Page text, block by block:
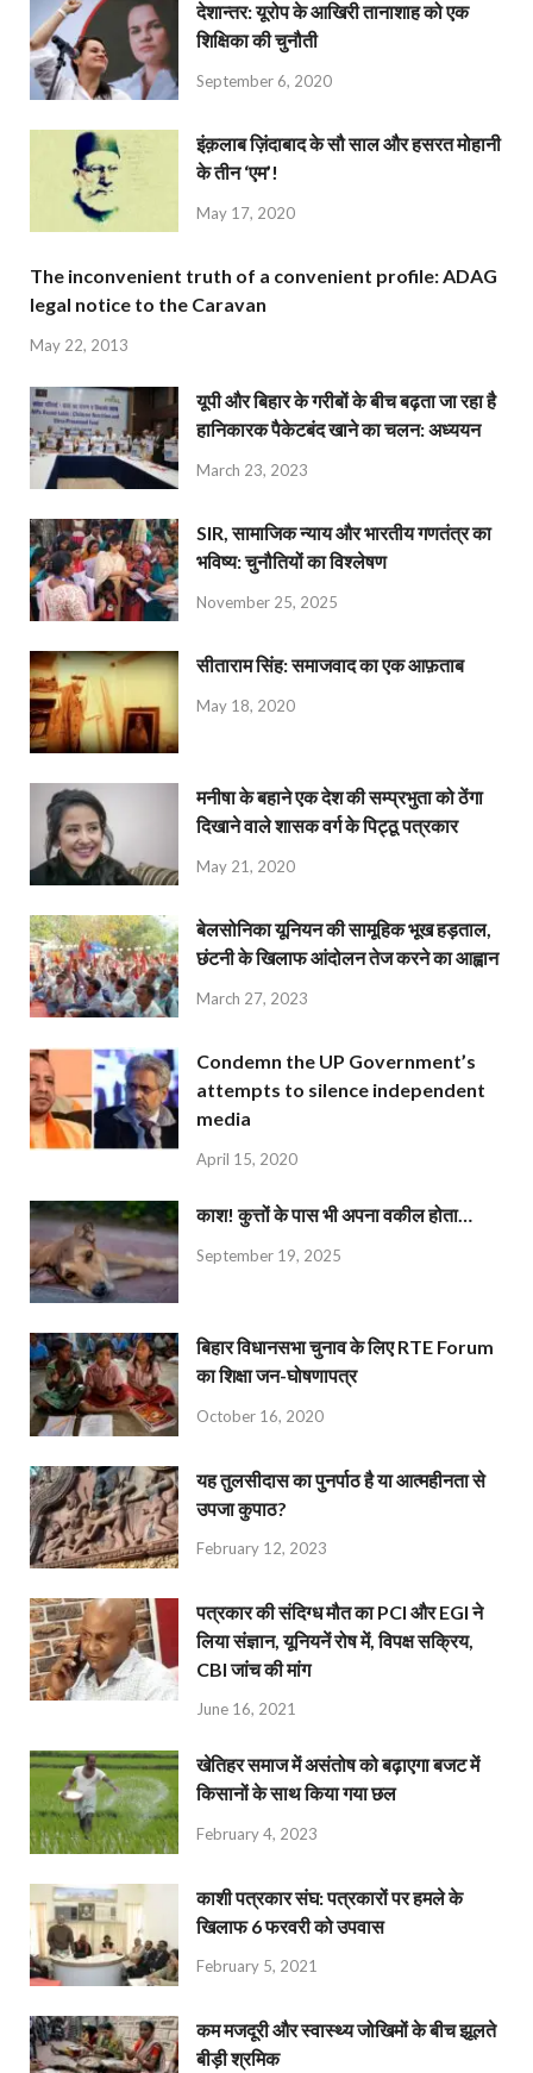
देशान्‍तर: यूरोप के आखिरी तानाशाह को एक
शिक्षिका की चुनौती
September 6, 2020
इंक़लाब ज़िंदाबाद के सौ साल और हसरत मोहानी
के तीन ‘एम’!
May 17, 2020
The inconvenient truth of a convenient profile: ADAG
legal notice to the Caravan
May 22, 2013
यूपी और बिहार के गरीबों के बीच बढ़ता जा रहा है
हानिकारक पैकेटबंद खाने का चलन: अध्ययन
March 23, 2023
SIR, सामाजिक न्याय और भारतीय गणतंत्र का
भविष्य: चुनौतियों का विश्लेषण
November 25, 2025
सीताराम सिंह: समाजवाद का एक आफ़ताब
May 18, 2020
मनीषा के बहाने एक देश की सम्प्रभुता को ठेंगा
दिखाने वाले शासक वर्ग के पिट्ठू पत्रकार
May 21, 2020
बेलसोनिका यूनियन की सामूहिक भूख हड़ताल,
छंटनी के खिलाफ आंदोलन तेज करने का आह्वान
March 27, 2023
Condemn the UP Government’s
attempts to silence independent
media
April 15, 2020
काश! कुत्तों के पास भी अपना वकील होता…
September 19, 2025
बिहार विधानसभा चुनाव के लिए RTE Forum
का शिक्षा जन-घोषणापत्र
October 16, 2020
यह तुलसीदास का पुनर्पाठ है या आत्महीनता से
उपजा कुपाठ?
February 12, 2023
पत्रकार की संदिग्ध मौत का PCI और EGI ने
लिया संज्ञान, यूनियनें रोष में, विपक्ष सक्रिय,
CBI जांच की मांग
June 16, 2021
खेतिहर समाज में असंतोष को बढ़ाएगा बजट में
किसानों के साथ किया गया छल
February 4, 2023
काशी पत्रकार संघ: पत्रकारों पर हमले के
खिलाफ 6 फरवरी को उपवास
February 5, 2021
कम मजदूरी और स्वास्थ्य जोखिमों के बीच झूलते
बीड़ी श्रमिक